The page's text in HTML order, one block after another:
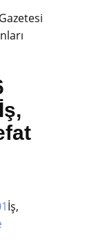
İş,